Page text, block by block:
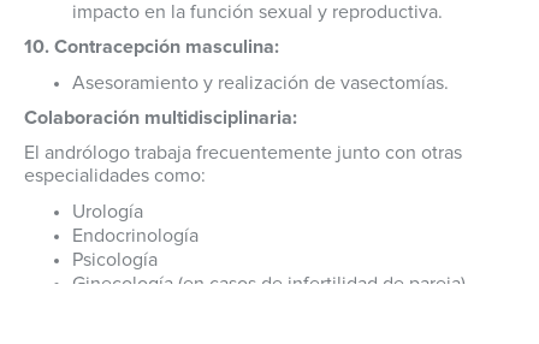
impacto en la función sexual y reproductiva.
10. Contracepción masculina:
Asesoramiento y realización de vasectomías.
Colaboración multidisciplinaria:
El andrólogo trabaja frecuentemente junto con otras
especialidades como:
Urología
Endocrinología
Psicología
Ginecología (en casos de infertilidad de pareja)